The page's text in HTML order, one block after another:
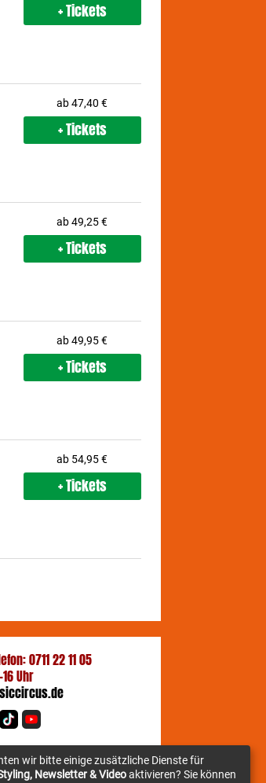
+ Tickets
ab 47,40 €
+ Tickets
ab 49,25 €
+ Tickets
ab 49,95 €
+ Tickets
ab 54,95 €
+ Tickets
0711 22 11 05
Uhr
wir bitte einige zusätzliche Dienste für
Newsletter & Videoaktivieren? Sie können